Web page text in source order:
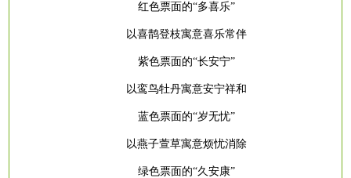
红色票面的“多喜乐”
以喜鹊登枝寓意喜乐常伴
紫色票面的“长安宁”
以鸾鸟牡丹寓意安宁祥和
蓝色票面的“岁无忧”
以燕子萱草寓意烦忧消除
绿色票面的“久安康”